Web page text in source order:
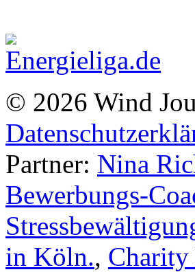
© 2026 Wind
Partner: Nina
Bewerbungs-
in Köln.,